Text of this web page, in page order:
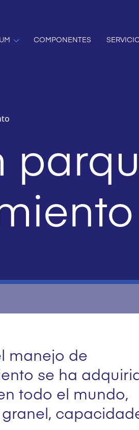
COMPONENTES
manejo de
se ha
todo el mundo,